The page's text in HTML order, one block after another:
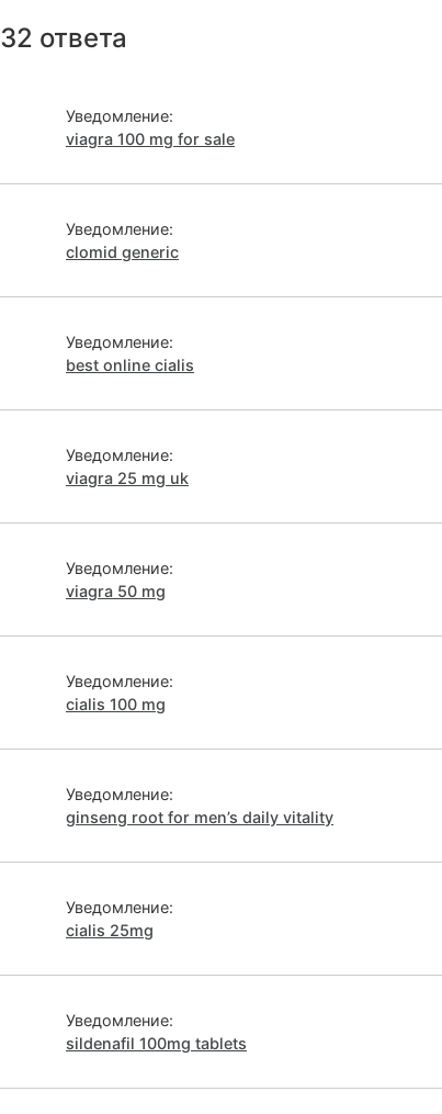
32 ответа
Уведомление:
viagra 100 mg for sale
Уведомление:
clomid generic
Уведомление:
best online cialis
Уведомление:
viagra 25 mg uk
Уведомление:
viagra 50 mg
Уведомление:
cialis 100 mg
Уведомление:
ginseng root for men’s daily vitality
Уведомление:
cialis 25mg
Уведомление:
sildenafil 100mg tablets